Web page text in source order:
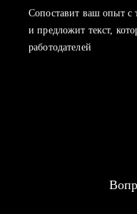
Сопоставит ваш опыт с
и предложит текст,
работодателей